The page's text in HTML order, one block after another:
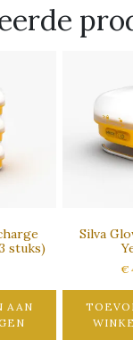
stuks)
AAN
Silva
€